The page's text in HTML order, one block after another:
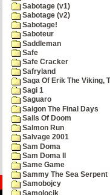
Sabotage (v1)
Sabotage (v2)
Sabotage!
Saboteur
Saddleman
Safe
Safe Cracker
Safryland
Saga Of Erik The Viking,
Sagi 1
Saguaro
Saigon The Final Days
Sails Of Doom
Salmon Run
Salvage 2001
Sam Doma
Sam Doma II
Same Game
Sammy The Sea Serpent
Samobojcy
Samolocik